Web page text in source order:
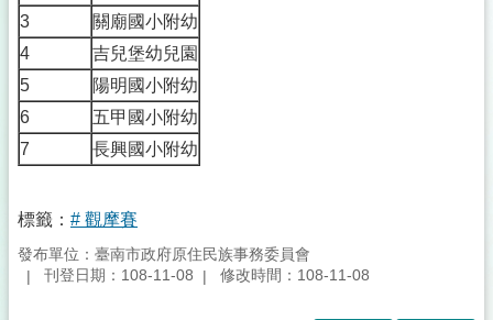
3
關廟國小附幼
4
吉兒堡幼兒園
5
陽明國小附幼
6
五甲國小附幼
7
長興國小附幼
標籤： # 觀摩賽
發布單位：臺南市政府原住民族事務委員會
刊登日期：108-11-08
修改時間：108-11-08